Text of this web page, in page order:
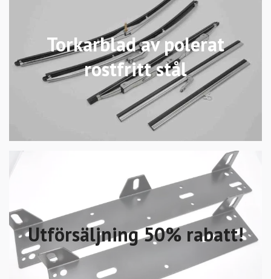
Torkarblad av polerat
rostfritt stål
Utförsäljning 50% rabatt!